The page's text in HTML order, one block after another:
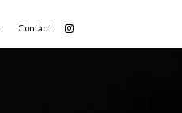
Contact